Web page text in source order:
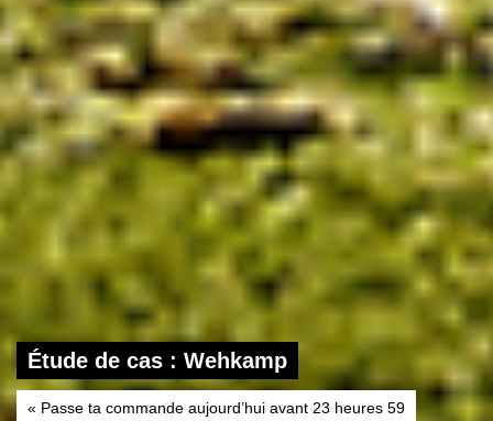
Étude de cas : Wehkamp
« Passe ta commande aujourd’hui avant 23 heures 59